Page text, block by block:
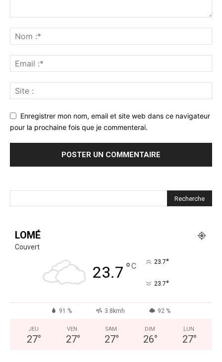
Enregistrer mon nom, email et site web dans ce navigateur
pour la prochaine fois que je commenterai.
LOMÉ
Couvert
23.7 °C 23.7°
23.7°
91 % 3.8kmh 92 %
JEU
27°
VEN
27°
SAM
27°
DIM
26°
LUN
27°